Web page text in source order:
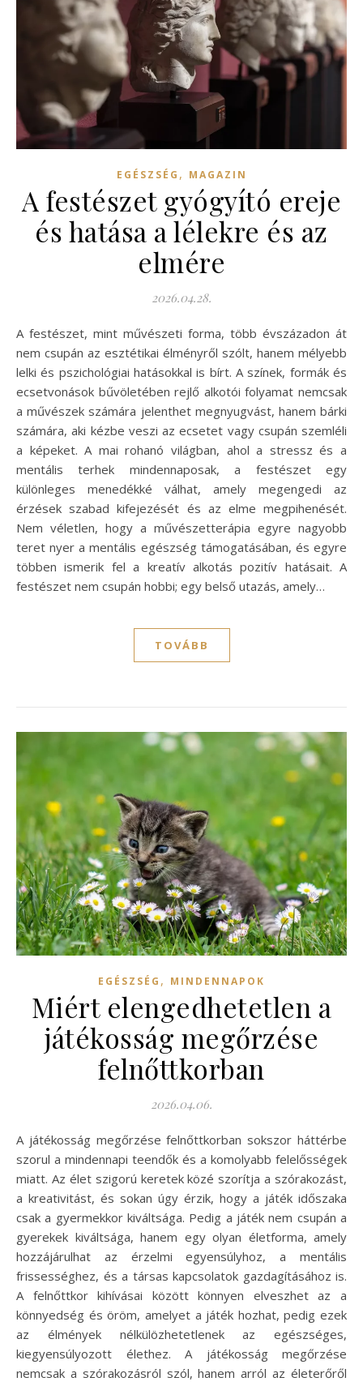
EGÉSZSÉG , MAGAZIN
A festészet gyógyító ereje
és hatása a lélekre és az
elmére
2026.04.28.
A festészet, mint művészeti forma, több évszázadon át
nem csupán az esztétikai élményről szólt, hanem mélyebb
lelki és pszichológiai hatásokkal is bírt. A színek, formák és
ecsetvonások bűvöletében rejlő alkotói folyamat nemcsak
a művészek számára jelenthet megnyugvást, hanem bárki
számára, aki kézbe veszi az ecsetet vagy csupán szemléli
a képeket. A mai rohanó világban, ahol a stressz és a
mentális terhek mindennaposak, a festészet egy
különleges menedékké válhat, amely megengedi az
érzések szabad kifejezését és az elme megpihenését.
Nem véletlen, hogy a művészetterápia egyre nagyobb
teret nyer a mentális egészség támogatásában, és egyre
többen ismerik fel a kreatív alkotás pozitív hatásait. A
festészet nem csupán hobbi; egy belső utazás, amely…
TOVÁBB
EGÉSZSÉG , MINDENNAPOK
Miért elengedhetetlen a
játékosság megőrzése
felnőttkorban
2026.04.06.
A játékosság megőrzése felnőttkorban sokszor háttérbe
szorul a mindennapi teendők és a komolyabb felelősségek
miatt. Az élet szigorú keretek közé szorítja a szórakozást,
a kreativitást, és sokan úgy érzik, hogy a játék időszaka
csak a gyermekkor kiváltsága. Pedig a játék nem csupán a
gyerekek kiváltsága, hanem egy olyan életforma, amely
hozzájárulhat az érzelmi egyensúlyhoz, a mentális
frissességhez, és a társas kapcsolatok gazdagításához is.
A felnőttkor kihívásai között könnyen elveszhet az a
könnyedség és öröm, amelyet a játék hozhat, pedig ezek
az élmények nélkülözhetetlenek az egészséges,
kiegyensúlyozott élethez. A játékosság megőrzése
nemcsak a szórakozásról szól, hanem arról az életerőről